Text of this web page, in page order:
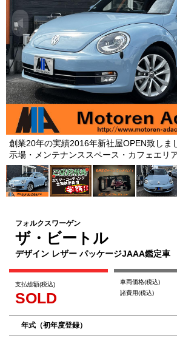
創業20年の実績2016年新社屋OPEN致しま
示場・メンテナンススペース・カフェエリ
フォルクスワーゲン
ザ・ビートル
デザイン レザー パッケージJAAA鑑定
支払総額(税込)
SOLD
車両価格(税込)
諸費用(税込)
年式（初年度登録）